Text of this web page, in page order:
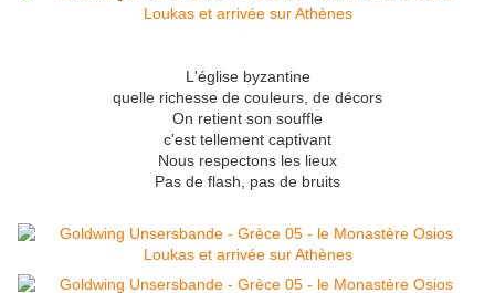
L'église byzantine
quelle richesse de couleurs, de décors
On retient son souffle
c'est tellement captivant
Nous respectons les lieux
Pas de flash, pas de bruits